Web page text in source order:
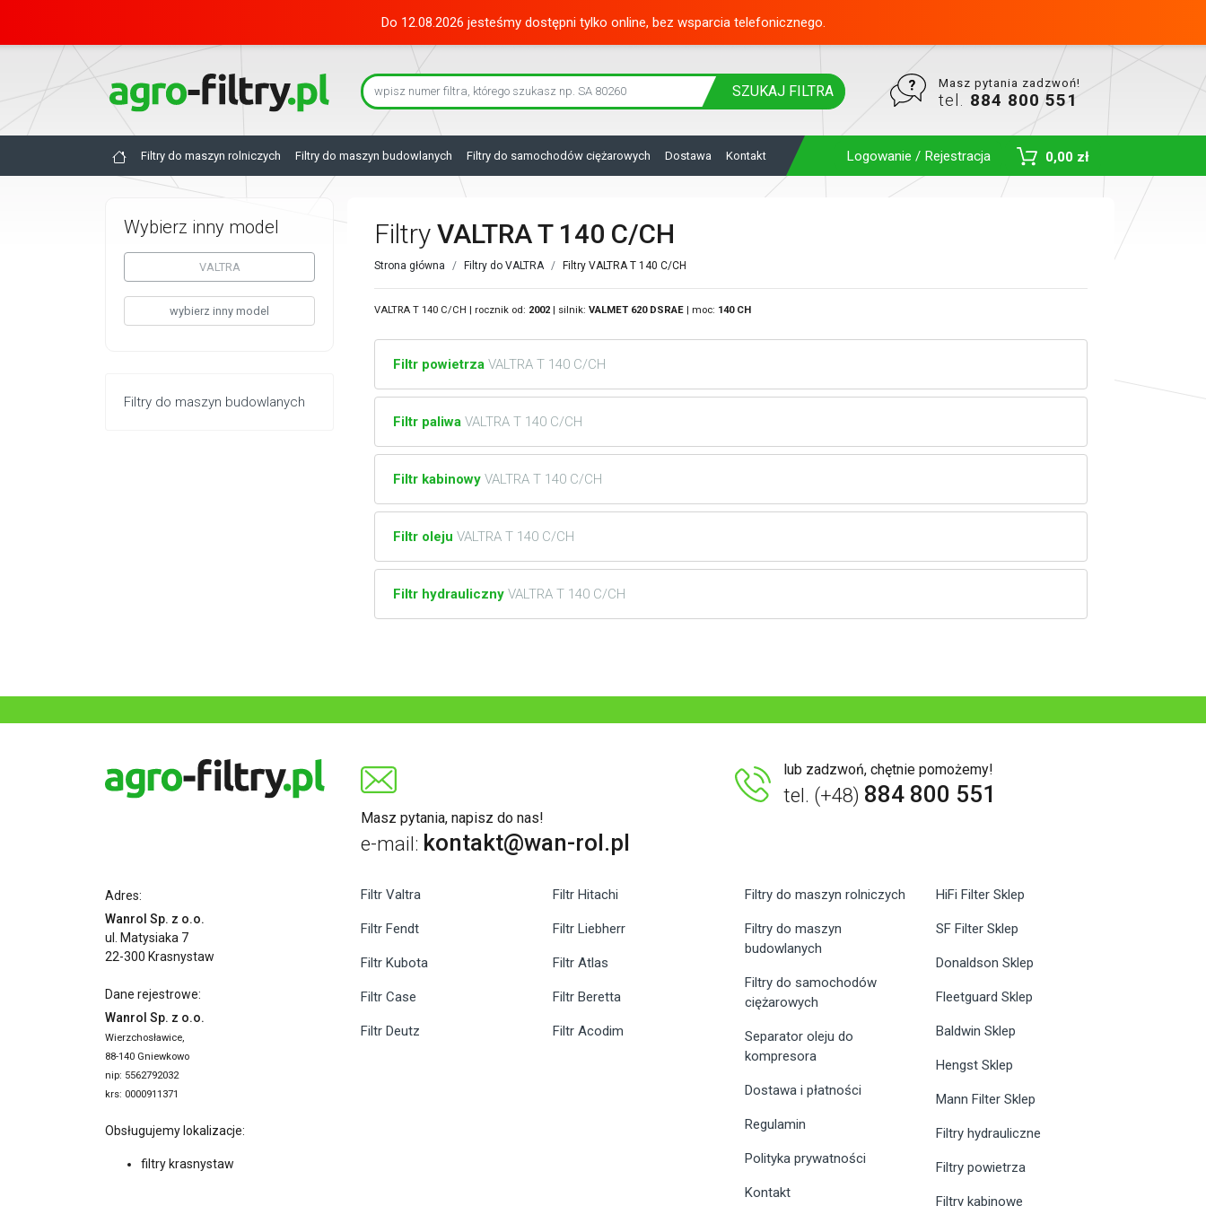
Do 12.08.2026 jesteśmy dostępni tylko online, bez wsparcia telefonicznego.
SZUKAJ FILTRA Masz pytania zadzwoń!
tel. 884 800 551
Filtry do maszyn rolniczych Filtry do maszyn budowlanych Filtry do samochodów ciężarowych Dostawa Kontakt Logowanie / Rejestracja 0,00 zł
Toggle Dropdown
Wybierz inny model
VALTRA
wybierz inny model
Filtry do maszyn budowlanych
Filtry VALTRA T 140 C/CH
Strona główna Filtry do VALTRA Filtry VALTRA T 140 C/CH
VALTRA T 140 C/CH | rocznik od: 2002 | silnik: VALMET 620 DSRAE | moc: 140 CH
Filtr powietrza VALTRA T 140 C/CH
Filtr paliwa VALTRA T 140 C/CH
Filtr kabinowy VALTRA T 140 C/CH
Filtr oleju VALTRA T 140 C/CH
Filtr hydrauliczny VALTRA T 140 C/CH
Masz pytania, napisz do nas!
e-mail: kontakt@wan-rol.pl
lub zadzwoń, chętnie pomożemy!
tel. (+48) 884 800 551
Adres:
Wanrol Sp. z o.o.
ul. Matysiaka 7
22-300 Krasnystaw
Dane rejestrowe:
Wanrol Sp. z o.o.
Wierzchosławice,
88-140 Gniewkowo
nip: 5562792032
krs: 0000911371
Obsługujemy lokalizacje:
filtry krasnystaw
Filtr Valtra
Filtr Fendt
Filtr Kubota
Filtr Case
Filtr Deutz
Filtr Hitachi
Filtr Liebherr
Filtr Atlas
Filtr Beretta
Filtr Acodim
Filtry do maszyn rolniczych
Filtry do maszyn
budowlanych
Filtry do samochodów
ciężarowych
Separator oleju do
kompresora
Dostawa i płatności
Regulamin
Polityka prywatności
Kontakt
HiFi Filter Sklep
SF Filter Sklep
Donaldson Sklep
Fleetguard Sklep
Baldwin Sklep
Hengst Sklep
Mann Filter Sklep
Filtry hydrauliczne
Filtry powietrza
Filtry kabinowe